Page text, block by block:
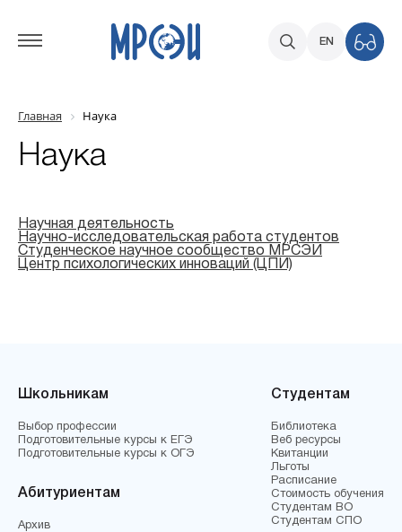
EN
Главная Наука
Наука
Научная деятельность
Научно-исследовательская работа студентов
Студенческое научное сообщество МРСЭИ
Центр психологических инноваций (ЦПИ)
Школьникам
Выбор профессии
Подготовительные курсы к ЕГЭ
Подготовительные курсы к ОГЭ
Абитуриентам
Архив
Студентам
Библиотека
Веб ресурсы
Квитанции
Льготы
Расписание
Стоимость обучения
Студентам ВО
Студентам СПО